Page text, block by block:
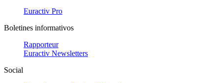
Euractiv Pro
Boletines informativos
Rapporteur
Euractiv Newsletters
Social